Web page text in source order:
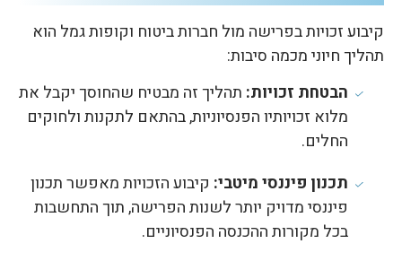
קיבוע זכויות בפרישה מול חברות ביטוח וקופות גמל הוא
תהליך חיוני מכמה סיבות:
הבטחת זכויות: תהליך זה מבטיח שהחוסך יקבל את
מלוא זכויותיו הפנסיוניות, בהתאם לתקנות ולחוקים
החלים.
תכנון פיננסי מיטבי: קיבוע הזכויות מאפשר תכנון
פיננסי מדויק יותר לשנות הפרישה, תוך התחשבות
בכל מקורות ההכנסה הפנסיוניים.